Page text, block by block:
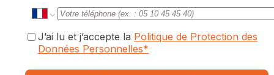
J’ai lu et j’accepte la Politique de Protection des
Données Personnelles*